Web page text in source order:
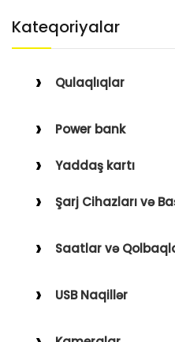
Kateqoriyalar
Qulaqlıqlar
Qulaqüstü
Power bank
Yaddaş kartı
Şarj Cihazları və
Saatlar və
Saat Qolbaqları
USB Naqillər